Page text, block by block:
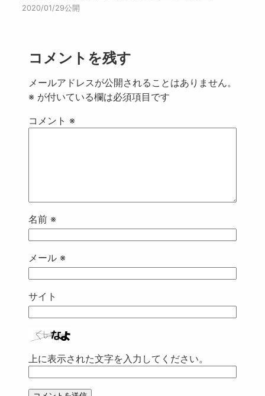
2020/01/29公開
コメントを残す
メールアドレスが公開されることはありません。
※ が付いている欄は必須項目です
コメント ※
名前 ※
メール ※
サイト
上に表示された文字を入力してください。